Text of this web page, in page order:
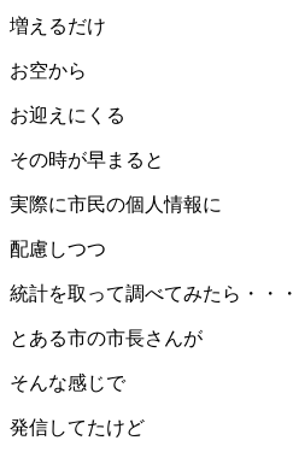
増えるだけ
お空から
お迎えにくる
その時が早まると
実際に市民の個人情報に
配慮しつつ
統計を取って調べてみたら・・・
とある市の市長さんが
そんな感じで
発信してたけど